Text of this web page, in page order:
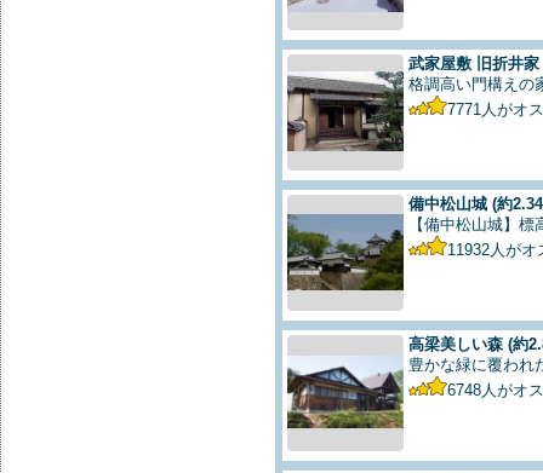
武家屋敷 旧折井家
格調高い門構えの
7771 人がオ
備中松山城 (約
【備中松山城】
11932 人がオ
高梁美しい森 (約
豊かな緑に覆わ
6748 人がオ